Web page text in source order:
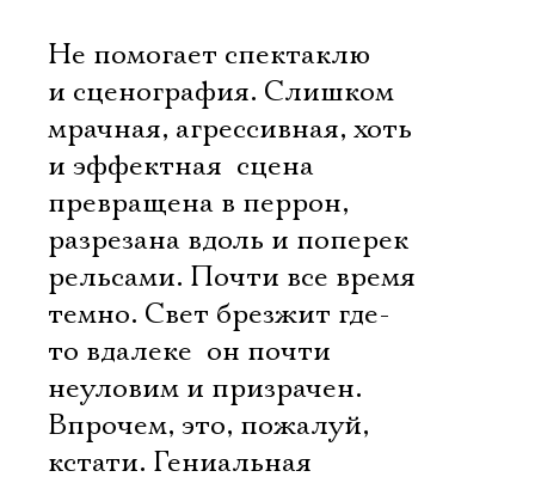
Не помогает спектаклю
и сценография. Слишком
мрачная, агрессивная, хоть
и эффектная  сцена
превращена в перрон,
разрезана вдоль и поперек
рельсами. Почти все время
темно. Свет брезжит где-
то вдалеке  он почти
неуловим и призрачен.
Впрочем, это, пожалуй,
кстати. Гениальная